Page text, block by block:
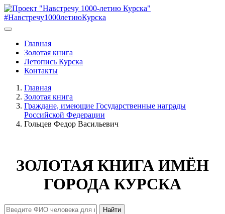
#Навстречу1000летиюКурска
Главная
Золотая книга
Летопись Курска
Контакты
Главная
Золотая книга
Граждане, имеющие Государственные награды
Российской Федерации
Гольцев Федор Васильевич
ЗОЛОТАЯ КНИГА ИМЁН
ГОРОДА КУРСКА
Найти